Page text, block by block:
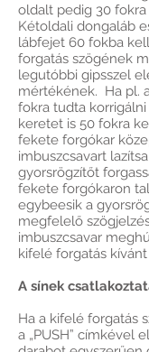
oldalt pedig 30
Kétoldali dongaláb
lábfejet 60 fokba
forgatás szögének
legutóbbi gipsszel
mértékének. Ha pl.
fokra tudta
keretet is 50 fokra
fekete forgókar
imbuszcsavart
gyorsrögzítőt
fekete forgókaron
egybeesik a
megfelelő
imbuszcsavar
kifelé forgatás
A sínek
Ha a kifelé forgatás
a „PUSH” címkével